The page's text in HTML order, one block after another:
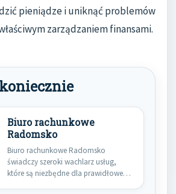
pieniądze i uniknąć problemów
zarządzaniem finansami.
Biuro rachunkowe
Radomsko
Biuro rachunkowe Radomsko
świadczy szeroki wachlarz usług,
które są niezbędne dla prawidłowego